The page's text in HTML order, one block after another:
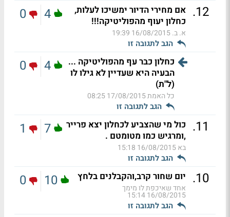
12
. אם מחירי הדיור ימשיכו לעלות,
כחלון יעוף מהפוליטיקה!!!
א. ב.16/08/2015 19:39
הגב לתגובה זו
4
0
כחלון כבר עף מהפוליטיקה ...
הבעיה היא שעדיין לא גילו לו
(ל"ת)
כל האמת17/08/2015 08:25
הגב לתגובה זו
4
0
11
. כול מי שהצביע לכחלון יצא פרייר
,ומרגיש כמו מטומטם .
בא16/08/2015 15:18
הגב לתגובה זו
7
1
10
. יום שחור קרב,והקבלנים בלחץ
אחד שאיכפת לו מימך
16/08/2015 15:14
הגב לתגובה זו
10
0